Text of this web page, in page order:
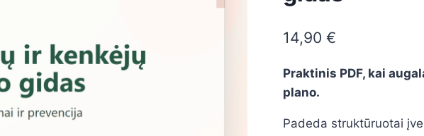
14,90 €
Praktinis PDF, kai
plano.
Padeda struktūruotai